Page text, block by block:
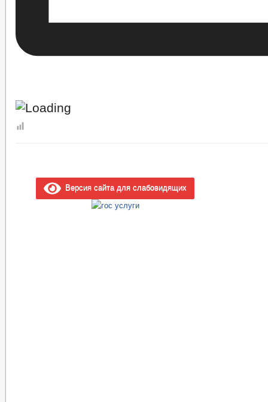
Версия сайта для слабовидящих